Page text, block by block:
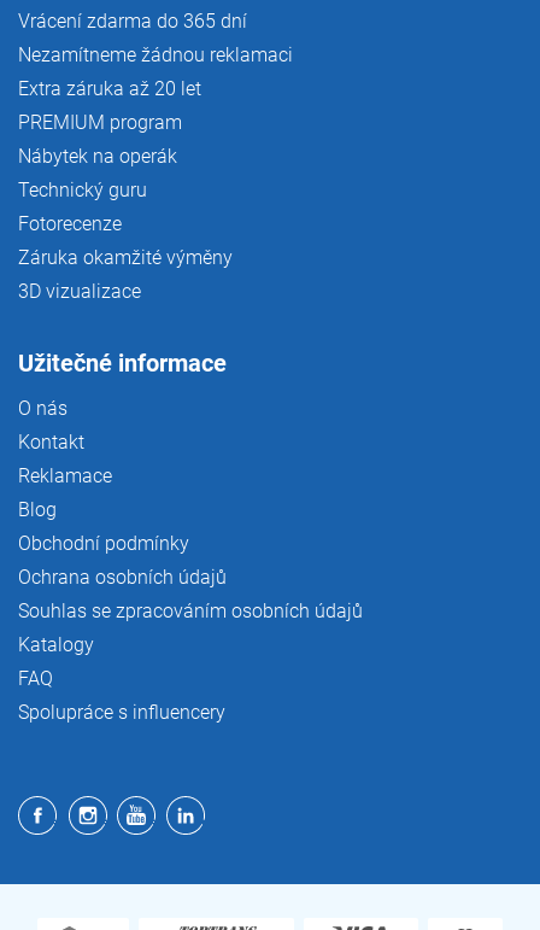
Vrácení zdarma do 365 dní
Nezamítneme žádnou reklamaci
Extra záruka až 20 let
PREMIUM program
Nábytek na operák
Technický guru
Fotorecenze
Záruka okamžité výměny
3D vizualizace
Užitečné informace
O nás
Kontakt
Reklamace
Blog
Obchodní podmínky
Ochrana osobních údajů
Souhlas se zpracováním osobních údajů
Katalogy
FAQ
Spolupráce s influencery